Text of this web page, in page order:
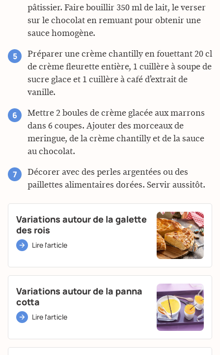
pâtissier. Faire bouillir 350 ml de lait, le verser
sur le chocolat en remuant pour obtenir une
sauce homogène.
Préparer une crème chantilly en fouettant 20 cl
de crème fleurette entière, 1 cuillère à soupe de
sucre glace et 1 cuillère à café d’extrait de
vanille.
Mettre 2 boules de crème glacée aux marrons
dans 6 coupes. Ajouter des morceaux de
meringue, de la crème chantilly et de la sauce
au chocolat.
Décorer avec des perles argentées ou des
paillettes alimentaires dorées. Servir aussitôt.
Variations autour de la galette
des rois
Lire l'article
Variations autour de la panna
cotta
Lire l'article